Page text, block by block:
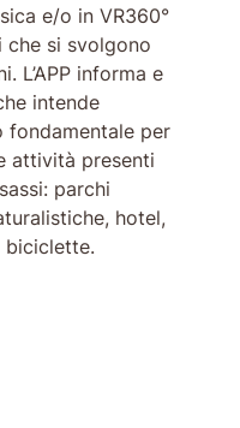
e/o in VR360°
si svolgono
L’APP informa e
intende
fondamentale per
attività presenti
parchi
hotel,
biciclette.